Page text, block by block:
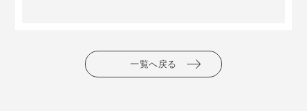
一覧へ戻る